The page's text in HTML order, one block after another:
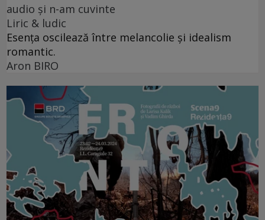
audio şi n-am cuvinte
Liric & ludic
Esența oscilează între melancolie și idealism
romantic.
Aron BIRO